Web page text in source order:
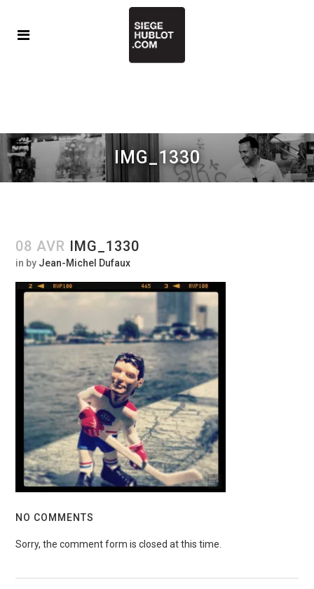
IMG_1330
08 AVR IMG_1330
in by Jean-Michel Dufaux
NO COMMENTS
Sorry, the comment form is closed at this time.